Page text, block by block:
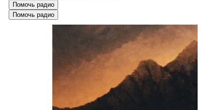
Помочь радио
Помочь радио